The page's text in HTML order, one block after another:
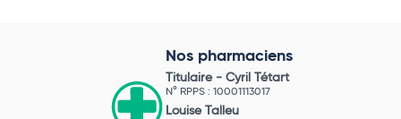
Nos pharmaciens
Titulaire - Cyril Tétart
N° RPPS : 10001113017
Louise Talleu